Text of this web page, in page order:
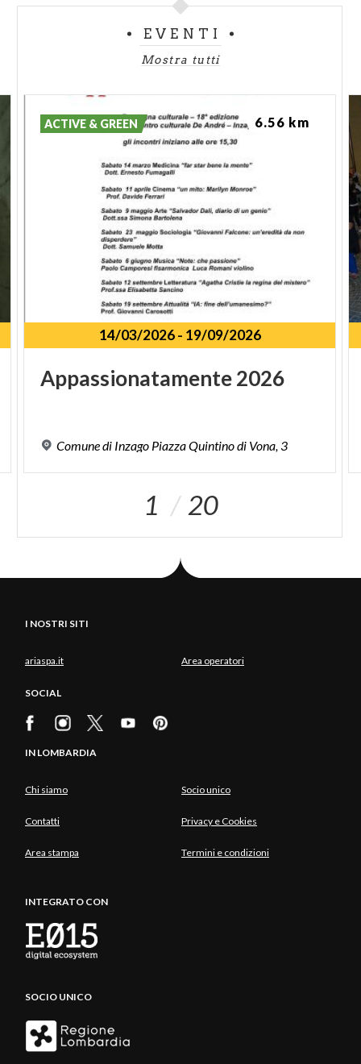
EVENTI
Mostra tutti
14/03/2026- 19/09/2026
Appassionatamente2026
Comunedi Inzago PiazzaQuintinodi Vona, 3
ACTIVE & GREEN 6.56 km
1 20
I NOSTRI SITI
ariaspa.it Area operatori
SOCIAL
IN LOMBARDIA
Chi siamo Socio unico
Contatti Privacy e Cookies
Area stampa Termini e condizioni
INTEGRATO CON
SOCIO UNICO